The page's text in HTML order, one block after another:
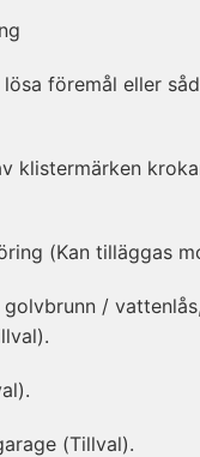
lösa föremål eller
klistermärken
(Kan tilläggas
golvbrunn /
(Tillval).